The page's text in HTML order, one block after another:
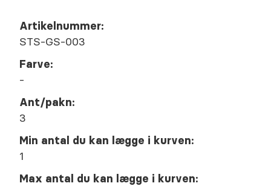
Artikelnummer:
STS-GS-003
Farve:
-
Ant/pakn:
3
Min antal du kan lægge i kurven:
1
Max antal du kan lægge i kurven: